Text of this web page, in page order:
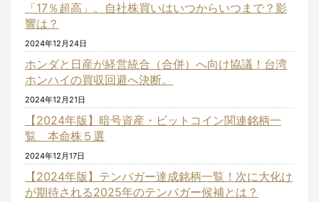
「17％超高」。自社株買いはいつからいつまで？影
響は？
2024年12月24日
ホンダと日産が経営統合（合併）へ向け協議！台湾
ホンハイの買収回避へ決断。
2024年12月21日
【2024年版】暗号資産・ビットコイン関連銘柄一
覧 本命株５選
2024年12月17日
【2024年版】テンバガー達成銘柄一覧！次に大化け
が期待される2025年のテンバガー候補とは？